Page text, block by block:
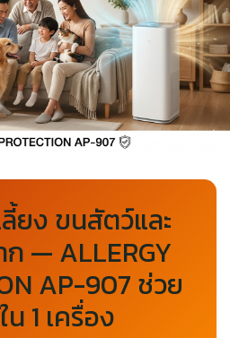
ยง ขนสัตว์และ
ก — ALLERGY
AP-907 ช่วย
น 1 เครื่อง